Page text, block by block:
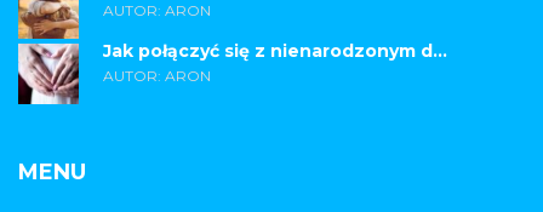
AUTOR: ARON
Jak połączyć się z nienarodzonym d...
AUTOR: ARON
MENU